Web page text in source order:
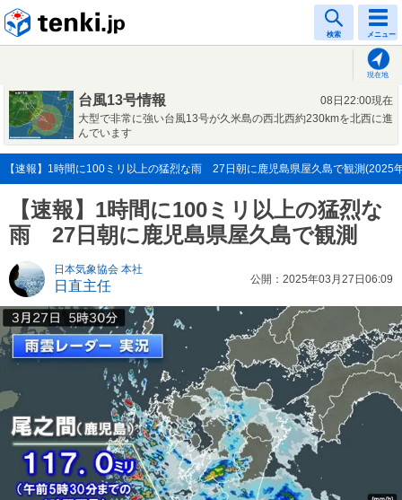
検索 メニュー
現在地
台風13号情報
08日22:00現在
大型で非常に強い台風13号が久米島の西北西約230kmを北西に進
んでいます
【速報】1時間に100ミリ以上の猛烈な雨 27日朝に鹿児島県屋久島で観測(2025
【速報】1時間に100ミリ以上の猛烈な
雨 27日朝に鹿児島県屋久島で観測
日本気象協会 本社
日直主任 公開：2025年03月27日06:09